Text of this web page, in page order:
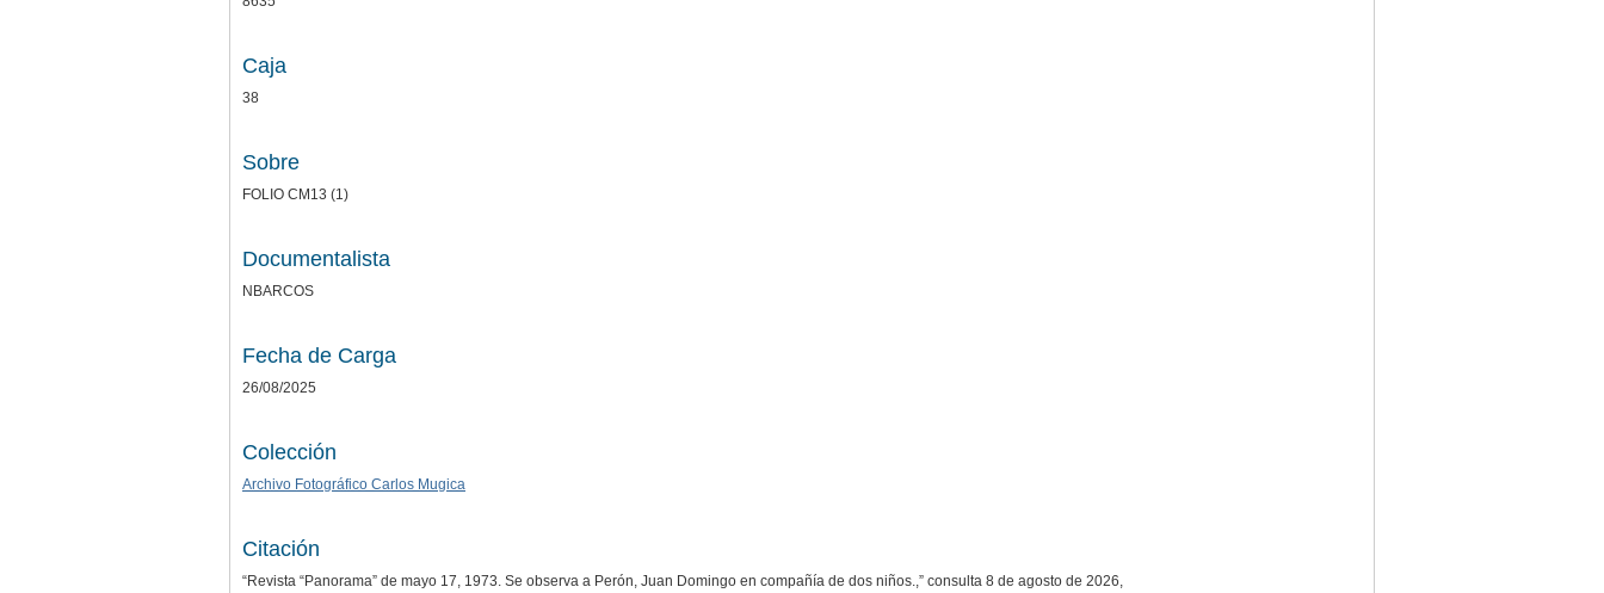
Caja
38
Sobre
FOLIO CM13 (1)
Documentalista
NBARCOS
Fecha de Carga
26/08/2025
Colección
Archivo Fotográfico Carlos Mugica
Citación
“Revista “Panorama” de mayo 17, 1973. Se observa a Perón, Juan Domingo en compañía de dos niños.,” consulta 8 de agosto de 2026,